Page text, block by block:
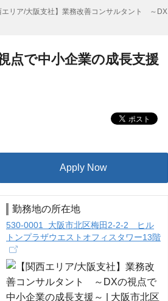
エリア/大阪支社】業務改善コンサルタント ～DX
点で中小企業の成長支援
Apply Now
勤務地の所在地
530-0001 大阪市北区梅田2-2-2 ヒル
トンプラザウエストオフィスタワー13階